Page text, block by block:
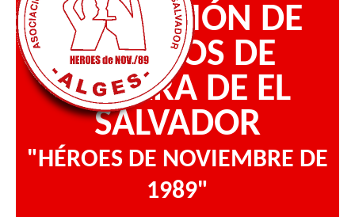
Nuestros Derechos
ASOCIACIÓN DE
LISIADOS DE
GUERRA DE EL
SALVADOR
"HÉROES DE NOVIEMBRE DE
1989"